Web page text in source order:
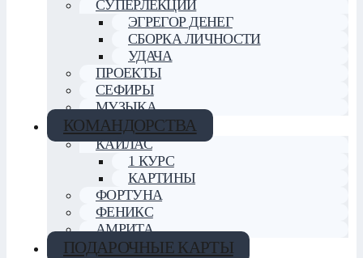
СУПЕРЛЕКЦИИ
ЭГРЕГОР ДЕНЕГ
СБОРКА ЛИЧНОСТИ
УДАЧА
ПРОЕКТЫ
СЕФИРЫ
МУЗЫКА
КОМАНДОРСТВА
КАЙЛАС
1 КУРС
КАРТИНЫ
ФОРТУНА
ФЕНИКС
АМРИТА
ПОДАРОЧНЫЕ КАРТЫ